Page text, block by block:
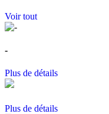
Voir tout
-
Plus de détails
Plus de détails